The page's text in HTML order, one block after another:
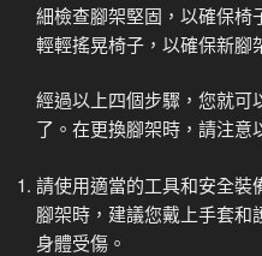
細檢查腳架堅固，以確保椅
輕輕搖晃椅子，以確保新腳
經過以上四個步驟，您就可
了。在更換腳架時，請注意
請使用適當的工具和安全裝
腳架時，建議您戴上手套和
身體受傷。